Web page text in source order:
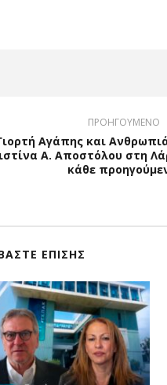
ΠΡΟΗΓΟΥΜΕΝΟ
Αγάπης και
Α. Αποστόλου στη
κάθε
ΕΠΙΣΗΣ